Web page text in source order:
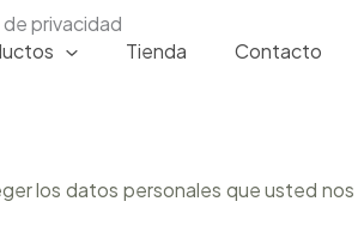
Tienda Contacto
privacidad
los datos personales que usted